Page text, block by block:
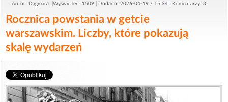
Autor: Dagmara Wyświetleń: 1509 Dodano: 2026-04-19 / 15:34 Komentarzy: 3
Rocznica powstania w getcie
warszawskim. Liczby, które pokazują
skalę wydarzeń